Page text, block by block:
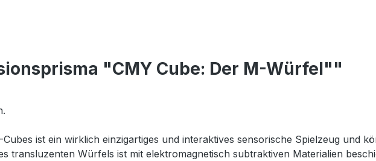
"CMY Cube: Der M-Würfel""
ist ein wirklich einzigartiges und interaktives sensorische Spielzeug und
transluzenten Würfels ist mit elektromagnetisch subtraktiven Materialien